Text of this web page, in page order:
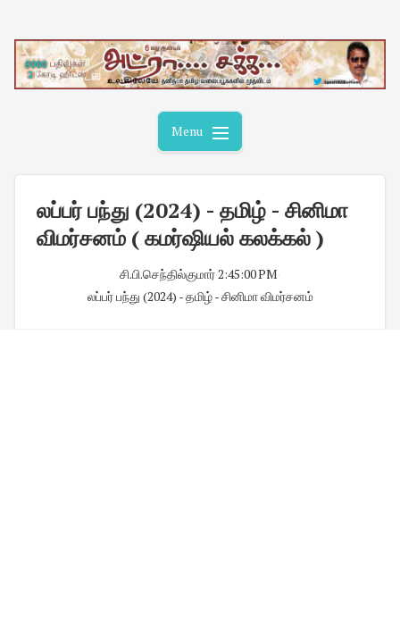
content
Menu
லப்பர் பந்து (2024) - தமிழ் - சினிமா
விமர்சனம் ( கமர்ஷியல் கலக்கல் )
சி.பி.செந்தில்குமார்2:45:00 PM
லப்பர் பந்து (2024) - தமிழ் - சினிமா விமர்சனம்